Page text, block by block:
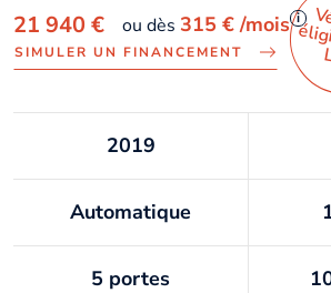
21 940 € ou dès 315 €/mois i
SIMULER UN FINANCEMENT
2019
Automatique
5 portes